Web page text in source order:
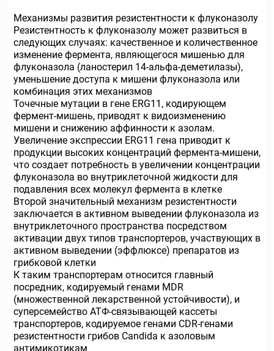
Механизмы развития резистентности к флуконазолу
Резистентность к флуконазолу может развиться в
следующих случаях: качественное и количественное
изменение фермента, являющегося мишенью для
флуконазола (ланостерил 14-альфа-деметилазы),
уменьшение доступа к мишени флуконазола или
комбинация этих механизмов
Точечные мутации в гене ERG11, кодирующем
фермент-мишень, приводят к видоизменению
мишени и снижению аффинности к азолам.
Увеличение экспрессии ERG11 гена приводит к
продукции высоких концентраций фермента-мишени,
что создает потребность в увеличении концентрации
флуконазола во внутриклеточной жидкости для
подавления всех молекул фермента в клетке
Второй значительный механизм резистентности
заключается в активном выведении флуконазола из
внутриклеточного пространства посредством
активации двух типов транспортеров, участвующих в
активном выведении (эффлюксе) препаратов из
грибковой клетки
К таким транспортерам относится главный
посредник, кодируемый генами MDR
(множественной лекарственной устойчивости), и
суперсемейство АТФ-связывающей кассеты
транспортеров, кодируемое генами CDR-генами
резистентности грибов Candida к азоловым
антимикотикам